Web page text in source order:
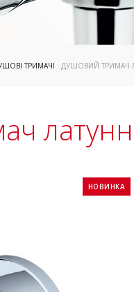
ТРИМАЧІ : ДУШОВИЙ ТРИМАЧ
НОВИНКА